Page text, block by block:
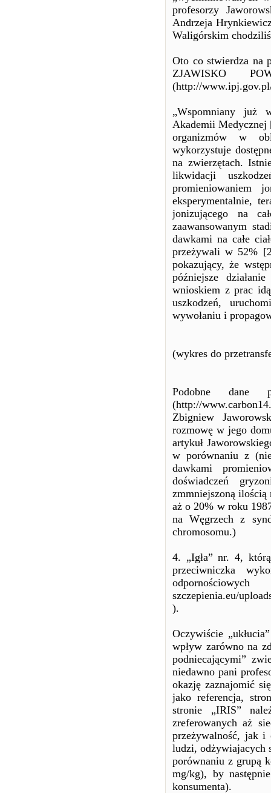
profesorzy
Andrzeja
Waligórskim
Oto co stwierdza na
ZJAWISKO
(http://
„Wspomniany już
Akademii Medycznej
organizmów w
wykorzystuje
na zwierzętach.
likwidacji
promieniowaniem
eksperymentalnie,
jonizującego na
zaawansowanym
dawkami na całe
przeżywali w 52%
pokazujący, że
późniejsze
wnioskiem z prac
uszkodzeń,
wywołaniu i
(wykres do
Podobne dane
(http://
Zbigniew
rozmowę w jego
artykuł
w porównaniu z
dawkami
doświadczeń
zmmniejszoną ilością
aż o 20% w roku
na Węgrzech z
chromosomu.)
4. „Igła” nr. 4,
przeciwniczka
szczepienia.eu/
).
Oczywiście
wpływ zarówno na
podniecającymi”
niedawno pani
okazję zaznajomić
jako referencja,
stronie „IRIS”
zreferowanych aż
przeżywalność, jak
ludzi, odżywiajacych
porównaniu z grupą
mg/kg), by
konsumenta).